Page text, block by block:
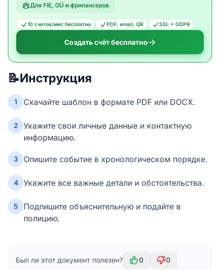
Для FIE, OÜ и фрилансеров
10 счетов/мес бесплатно PDF, email, QR SSL + GDPR
Создать счёт бесплатно
📝Инструкция
1 Скачайте шаблон в формате PDF или DOCX.
2
Укажите свои личные данные и контактную
информацию.
3 Опишите событие в хронологическом порядке.
4 Укажите все важные детали и обстоятельства.
5
Подпишите объяснительную и подайте в
полицию.
Был ли этот документ полезен? 0
0